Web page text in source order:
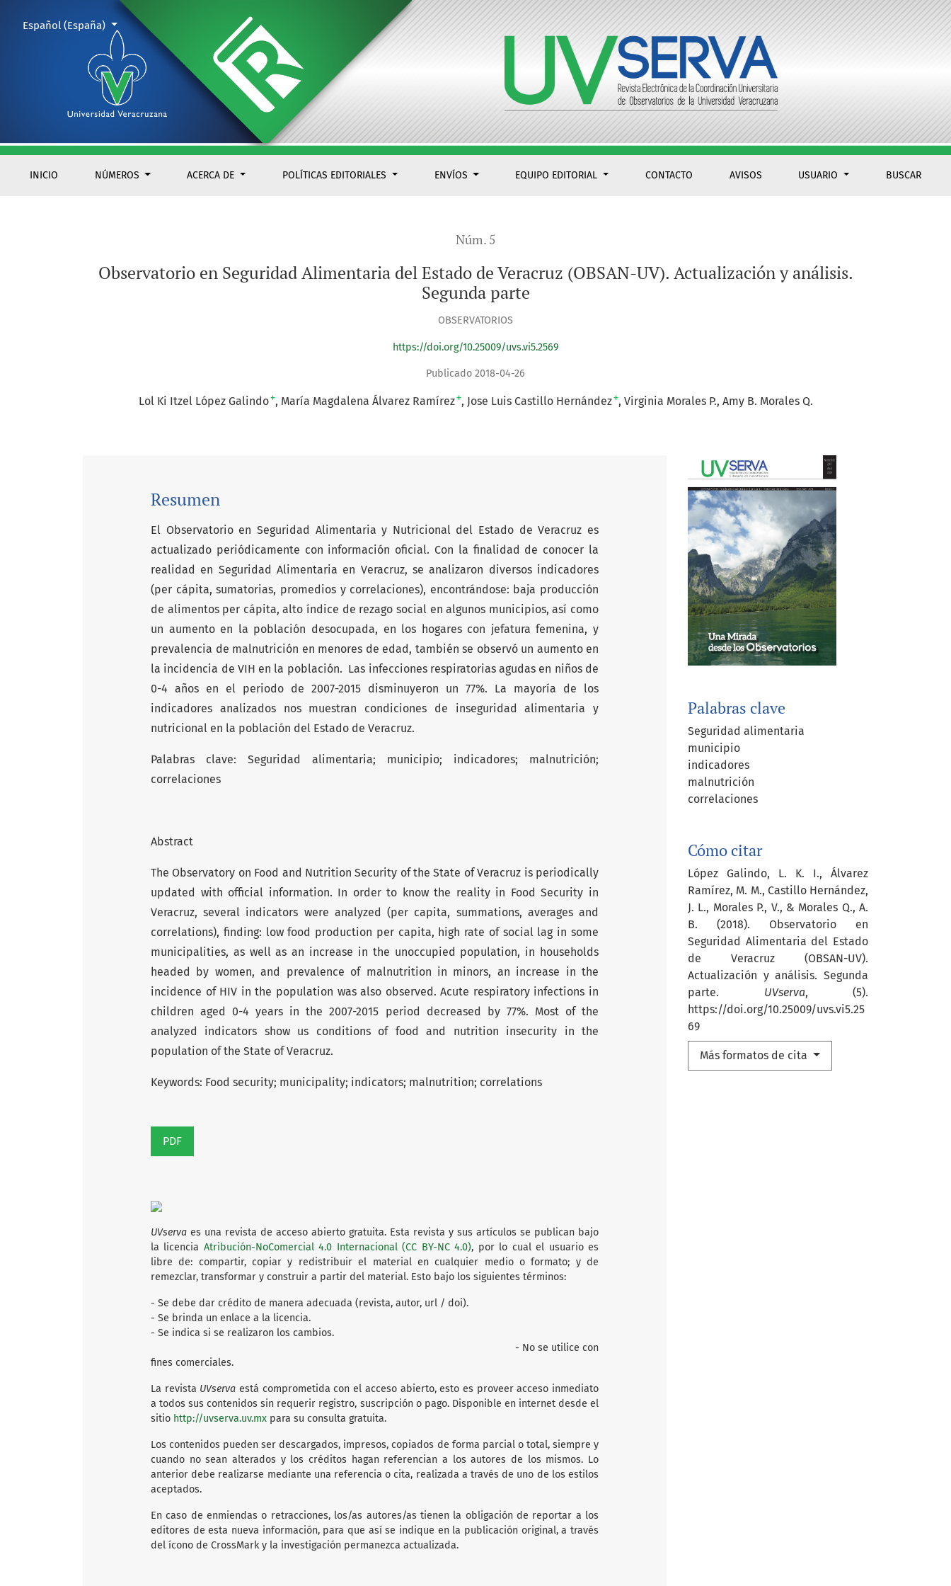
Observatorio en Seguridad Alimentaria del Estado de Veracruz (OBSAN-UV). Actualización y análisis. Segunda parte
INICIO NÚMEROS ACERCA DE POLÍTICAS EDITORIALES ENVÍOS EQUIPO EDITORIAL CONTACTO AVISOS USUARIO BUSCAR
Cambiar el idioma. El actual es:
Español (España)
Núm. 5
Observatorio en Seguridad Alimentaria del Estado de Veracruz (OBSAN-UV). Actualización y análisis.
Segunda parte
OBSERVATORIOS
https://doi.org/10.25009/uvs.vi5.2569
Publicado 2018-04-26
Lol Ki Itzel López Galindo+ María Magdalena Álvarez Ramírez+ Jose Luis Castillo Hernández+ Virginia Morales P. Amy B. Morales Q.
Palabras clave
Seguridad alimentaria
municipio
indicadores
malnutrición
correlaciones
Cómo citar
López Galindo, L. K. I., Álvarez
Ramírez, M. M., Castillo Hernández,
J. L., Morales P., V., & Morales Q., A.
B. (2018). Observatorio en
Seguridad Alimentaria del Estado
de Veracruz (OBSAN-UV).
Actualización y análisis. Segunda
parte. UVserva, (5).
https://doi.org/10.25009/uvs.vi5.25
69
Más formatos de cita
Resumen
El Observatorio en Seguridad Alimentaria y Nutricional del Estado de Veracruz es
actualizado periódicamente con información oficial. Con la finalidad de conocer la
realidad en Seguridad Alimentaria en Veracruz, se analizaron diversos indicadores
(per cápita, sumatorias, promedios y correlaciones), encontrándose: baja producción
de alimentos per cápita, alto índice de rezago social en algunos municipios, así como
un aumento en la población desocupada, en los hogares con jefatura femenina, y
prevalencia de malnutrición en menores de edad, también se observó un aumento en
la incidencia de VIH en la población. Las infecciones respiratorias agudas en niños de
0-4 años en el periodo de 2007-2015 disminuyeron un 77%. La mayoría de los
indicadores analizados nos muestran condiciones de inseguridad alimentaria y
nutricional en la población del Estado de Veracruz.
Palabras clave: Seguridad alimentaria; municipio; indicadores; malnutrición;
correlaciones
Abstract
The Observatory on Food and Nutrition Security of the State of Veracruz is periodically
updated with official information. In order to know the reality in Food Security in
Veracruz, several indicators were analyzed (per capita, summations, averages and
correla­tions), finding: low food production per capi­ta, high rate of social lag in some
municipali­ties, as well as an increase in the unoccupied population, in households
headed by women, and prevalence of malnutrition in minors, an increase in the
incidence of HIV in the popu­lation was also observed. Acute respiratory infections in
children aged 0-4 years in the 2007-2015 period decreased by 77%. Most of the
analyzed indicators show us conditions of food and nutrition insecurity in the
population of the State of Veracruz.
Keywords: Food security; municipality; indica­tors; malnutrition; correlations
PDF
UVserva es una revista de acceso abierto gratuita. Esta revista y sus artículos se publican bajo
la licencia Atribución-NoComercial 4.0 Internacional (CC BY-NC 4.0), por lo cual el usuario es
libre de: compartir, copiar y redistribuir el material en cualquier medio o formato; y de
remezclar, transformar y construir a partir del material. Esto bajo los siguientes términos:
- Se debe dar crédito de manera adecuada (revista, autor, url / doi).
- Se brinda un enlace a la licencia.
- Se indica si se realizaron los cambios.
- No se utilice con
fines comerciales.
La revista UVserva está comprometida con el acceso abierto, esto es proveer acceso inmediato
a todos sus contenidos sin requerir registro, suscripción o pago. Disponible en internet desde el
sitio http://uvserva.uv.mx para su consulta gratuita.
Los contenidos pueden ser descargados, impresos, copiados de forma parcial o total, siempre y
cuando no sean alterados y los créditos hagan referencian a los autores de los mismos. Lo
anterior debe realizarse mediante una referencia o cita, realizada a través de uno de los estilos
aceptados.
En caso de enmiendas o retracciones, los/as autores/as tienen la obligación de reportar a los
editores de esta nueva información, para que así se indique en la publicación original, a través
del ícono de CrossMark y la investigación permanezca actualizada.